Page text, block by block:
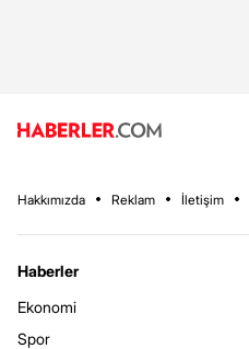
Hakkımızda Reklam İletişim
Haberler
Ekonomi
Spor